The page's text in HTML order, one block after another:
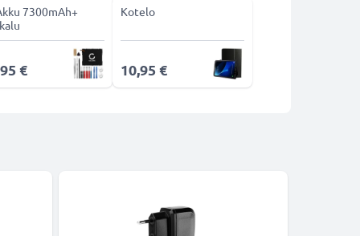
7300mAh+
€
Kotelo
10,95 €